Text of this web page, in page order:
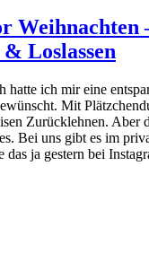
Weihnachten
Loslassen
hatte ich mir eine
Mit
Zurücklehnen. Aber
Bei uns gibt es im
das ja gestern bei